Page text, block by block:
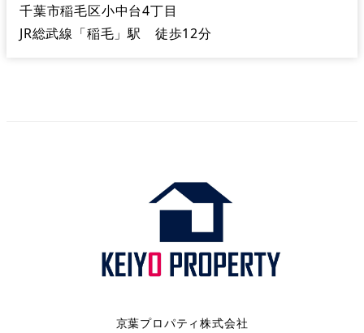
千葉市稲毛区小中台4丁目
JR総武線「稲毛」駅 徒歩12分
京葉プロパティ株式会社